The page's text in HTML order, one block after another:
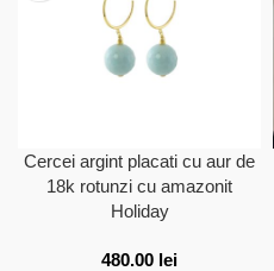
Cercei argint placati cu aur de
18k rotunzi cu amazonit
Holiday
480.00 lei